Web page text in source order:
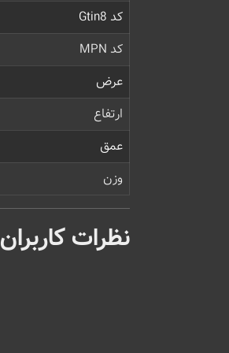
کد Gtin8
کد MPN
عرض
ارتفاع
عمق
وزن
نظرات کاربران